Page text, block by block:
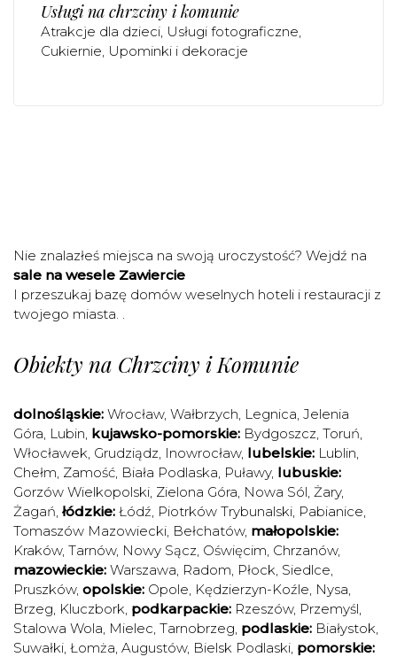
Usługi na chrzciny i komunie
Atrakcje dla dzieci Usługi fotograficzne
Cukiernie Upominki i dekoracje
Nie znalazłeś miejsca na swoją uroczystość? Wejdź na
sale na wesele Zawiercie
I przeszukaj bazę domów weselnych hoteli i restauracji z
twojego miasta. .
Obiekty na Chrzciny i Komunie
dolnośląskie: Wrocław, Wałbrzych, Legnica, Jelenia
Góra, Lubin, kujawsko-pomorskie: Bydgoszcz, Toruń,
Włocławek, Grudziądz, Inowrocław, lubelskie: Lublin,
Chełm, Zamość, Biała Podlaska, Puławy, lubuskie:
Gorzów Wielkopolski, Zielona Góra, Nowa Sól, Żary,
Żagań, łódzkie: Łódź, Piotrków Trybunalski, Pabianice,
Tomaszów Mazowiecki, Bełchatów, małopolskie:
Kraków, Tarnów, Nowy Sącz, Oświęcim, Chrzanów,
mazowieckie: Warszawa, Radom, Płock, Siedlce,
Pruszków, opolskie: Opole, Kędzierzyn-Koźle, Nysa,
Brzeg, Kluczbork, podkarpackie: Rzeszów, Przemyśl,
Stalowa Wola, Mielec, Tarnobrzeg, podlaskie: Białystok,
Suwałki, Łomża, Augustów, Bielsk Podlaski, pomorskie: